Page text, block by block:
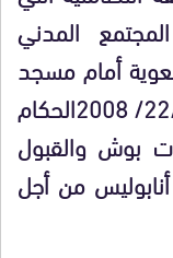
المدني
أمام مسجد
عمر بن عبد العزيز مساء الثلاثاء 22/01/ 2008الحكام
بوش والقبول
من أجل